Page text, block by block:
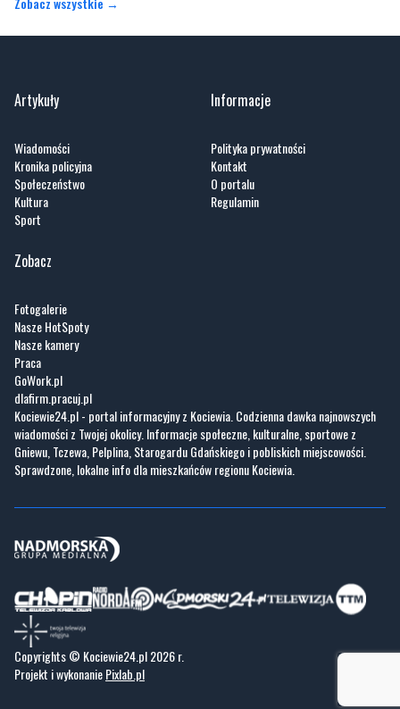
Artykuły
Kronika policyjna
Sport
Informacje
Kontakt
Zobacz
Nasze HotSpoty
GoWork.pl
dlafirm.pracuj.pl
Kociewie24.pl - portal informacyjny z Kociewia. Codzienna dawka najnowszych
wiadomości z Twojej okolicy. Informacje społeczne, kulturalne, sportowe z
Gniewu, Tczewa, Pelplina, Starogardu Gdańskiego i pobliskich miejscowości.
Sprawdzone, lokalne info dla mieszkańców regionu Kociewia.
Copyrights © Kociewie24.pl 2026 r.
Projekt i wykonaniePixlab.pl